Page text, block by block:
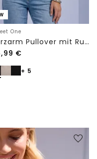
One
Kurzarm Pullover mit Rundhals in Unifarbe
€
+ 5